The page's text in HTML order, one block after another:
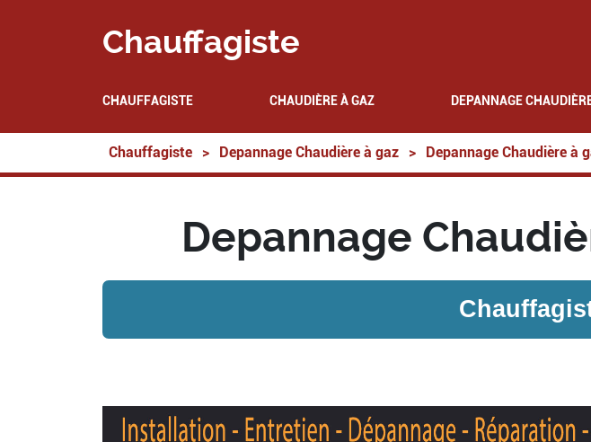
Chauffagiste
CHAUFFAGISTE CHAUDIÈRE À GAZ DEPANNAGE
Chauffagiste > Depannage Chaudière à gaz > Depannage Chaudière à
Depannage